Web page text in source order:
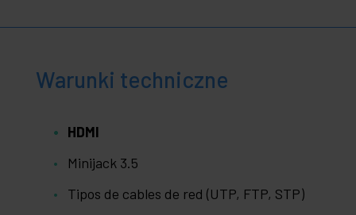
Warunki techniczne
HDMI
Minijack 3.5
Tipos de cables de red (UTP, FTP, STP)